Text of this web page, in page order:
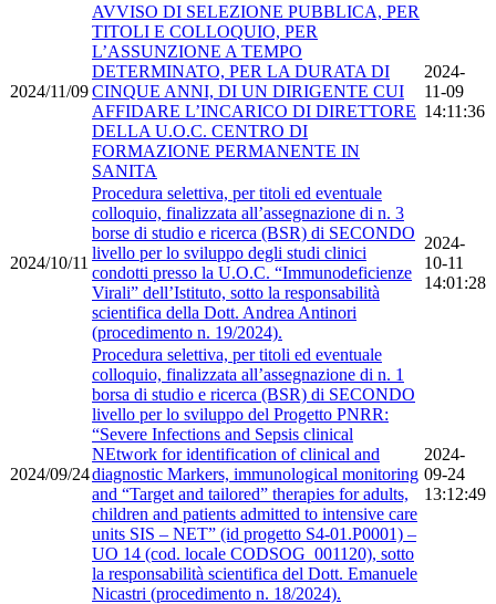
2024/11/09
AVVISO DI SELEZIONE PUBBLICA, PER
TITOLI E COLLOQUIO, PER
L’ASSUNZIONE A TEMPO
DETERMINATO, PER LA DURATA DI
CINQUE ANNI, DI UN DIRIGENTE CUI
AFFIDARE L’INCARICO DI DIRETTORE
DELLA U.O.C. CENTRO DI
FORMAZIONE PERMANENTE IN
SANITA
2024-
11-09
14:11:36
2024/10/11
Procedura selettiva, per titoli ed eventuale
colloquio, finalizzata all’assegnazione di n. 3
borse di studio e ricerca (BSR) di SECONDO
livello per lo sviluppo degli studi clinici
condotti presso la U.O.C. “Immunodeficienze
Virali” dell’Istituto, sotto la responsabilità
scientifica della Dott. Andrea Antinori
(procedimento n. 19/2024).
2024-
10-11
14:01:28
2024/09/24
Procedura selettiva, per titoli ed eventuale
colloquio, finalizzata all’assegnazione di n. 1
borsa di studio e ricerca (BSR) di SECONDO
livello per lo sviluppo del Progetto PNRR:
“Severe Infections and Sepsis clinical
NEtwork for identification of clinical and
diagnostic Markers, immunological monitoring
and “Target and tailored” therapies for adults,
children and patients admitted to intensive care
units SIS – NET” (id progetto S4-01.P0001) –
UO 14 (cod. locale CODSOG_001120), sotto
la responsabilità scientifica del Dott. Emanuele
Nicastri (procedimento n. 18/2024).
2024-
09-24
13:12:49